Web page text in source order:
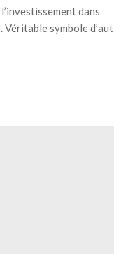
dans
symbole d’aut